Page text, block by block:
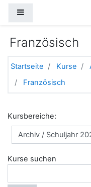
Französisch
Startseite Kurse
Französisch
Kursbereiche:
Kurse suchen